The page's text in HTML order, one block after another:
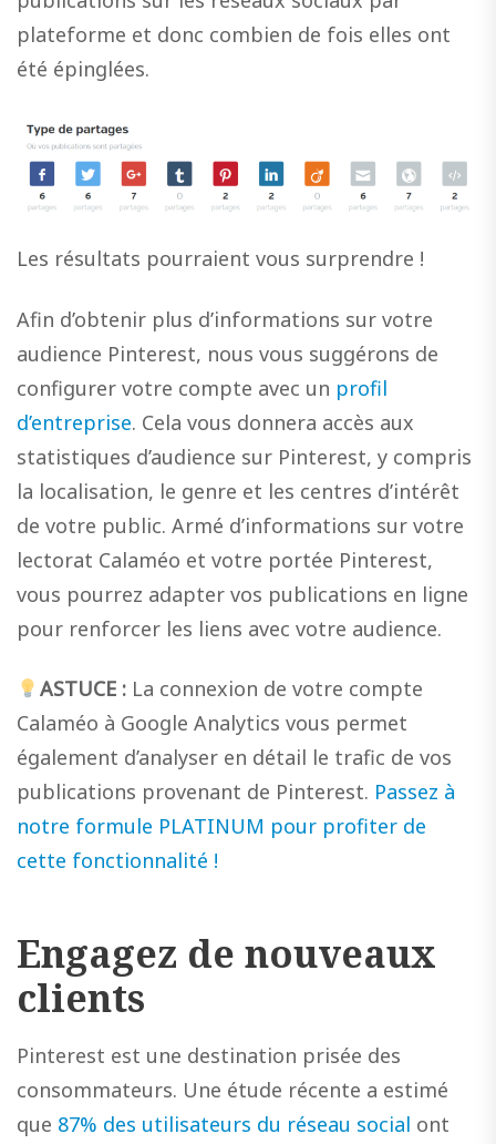
plateforme et donc combien de fois elles ont
été épinglées.
Les résultats pourraient vous surprendre !
Afin d’obtenir plus d’informations sur votre
audience Pinterest, nous vous suggérons de
configurer votre compte avec un profil
d’entreprise. Cela vous donnera accès aux
statistiques d’audience sur Pinterest, y compris
la localisation, le genre et les centres d’intérêt
de votre public. Armé d’informations sur votre
lectorat Calaméo et votre portée Pinterest,
vous pourrez adapter vos publications en ligne
pour renforcer les liens avec votre audience.
ASTUCE :La connexion de votre compte
Calaméo à Google Analytics vous permet
également d’analyser en détail le trafic de vos
publications provenant de Pinterest. Passez à
notre formule PLATINUM pour profiter de
cette fonctionnalité !
Engagez de nouveaux
clients
Pinterest est une destination prisée des
consommateurs. Une étude récente a estimé
que 87% des utilisateurs du réseau social ont